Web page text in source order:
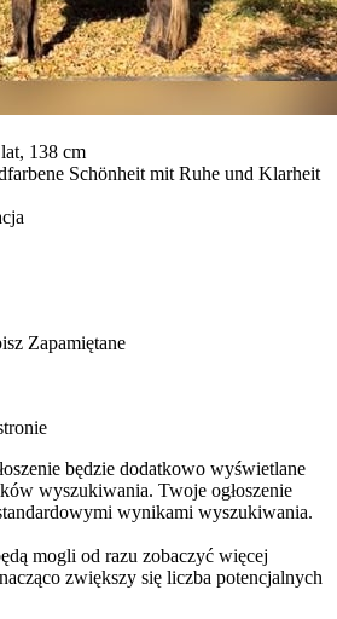
138 cm
Schönheit mit Ruhe und Klarheit
Zapamiętane
będzie dodatkowo wyświetlane
wyszukiwania. Twoje ogłoszenie
wynikami wyszukiwania.
mogli od razu zobaczyć więcej
zwiększy się liczba potencjalnych